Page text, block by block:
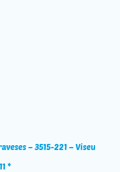
– 3515-221 – Viseu
*